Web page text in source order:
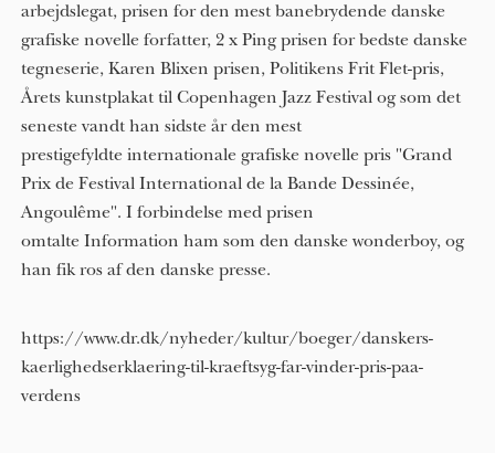
arbejdslegat, prisen for den mest banebrydende danske
grafiske novelle forfatter, 2 x Ping prisen for bedste danske
tegneserie, Karen Blixen prisen, Politikens Frit Flet-pris,
Årets kunstplakat til Copenhagen Jazz Festival og som det
seneste vandt han sidste år den mest
prestigefyldte internationale grafiske novelle pris "Grand
Prix de Festival International de la Bande Dessinée,
Angoulême". I forbindelse med prisen
omtalte Information ham som den danske wonderboy, og
han fik ros af den danske presse.
https://www.dr.dk/nyheder/kultur/boeger/danskers-
kaerlighedserklaering-til-kraeftsyg-far-vinder-pris-paa-
verdens